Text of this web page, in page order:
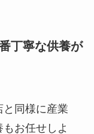
丁寧な供養が
同様に産業
お任せしよ